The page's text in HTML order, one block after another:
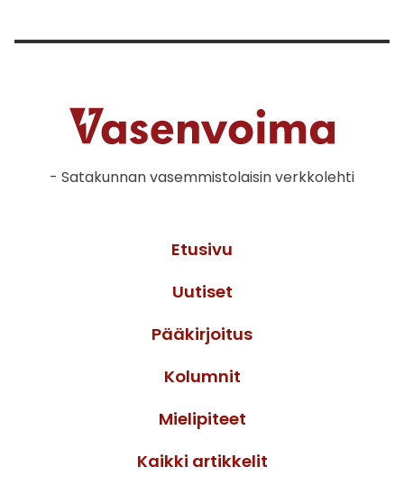
- Satakunnan vasemmistolaisin verkkolehti
Etusivu
Uutiset
Pääkirjoitus
Kolumnit
Mielipiteet
Kaikki artikkelit